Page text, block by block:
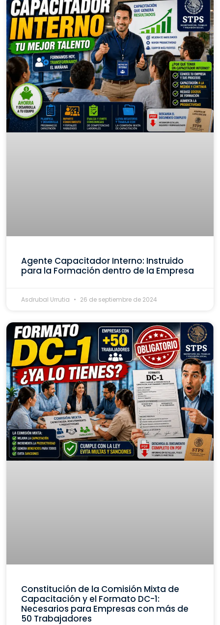
Agente Capacitador Interno: Instruido
para la Formación dentro de la Empresa
Asdrubal Urrutia 26 de septiembre de 2024
Constitución de la Comisión Mixta de
Capacitación y el Formato DC-1:
Necesarios para Empresas con más de
50 Trabajadores